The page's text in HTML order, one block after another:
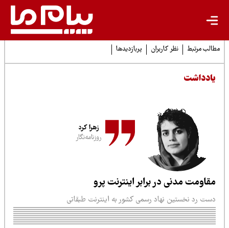
مرتبط نظر کاربران پربازدیدها
زهرا کرد
روزنامه‌نگار
مدنی در برابر اینترنت پرو
رد نخستین نهاد رسمی کشور به اینترنت طبقاتی